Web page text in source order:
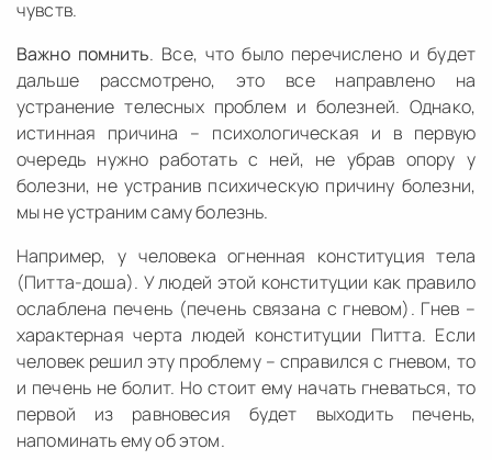
чувств.
Важно помнить. Все, что было перечислено и будет
дальше рассмотрено, это все направлено на
устранение телесных проблем и болезней. Однако,
истинная причина – психологическая и в первую
очередь нужно работать с ней, не убрав опору у
болезни, не устранив психическую причину болезни,
мы не устраним саму болезнь.
Например, у человека огненная конституция тела
(Питта-доша). У людей этой конституции как правило
ослаблена печень (печень связана с гневом). Гнев –
характерная черта людей конституции Питта. Если
человек решил эту проблему – справился с гневом, то
и печень не болит. Но стоит ему начать гневаться, то
первой из равновесия будет выходить печень,
напоминать ему об этом.